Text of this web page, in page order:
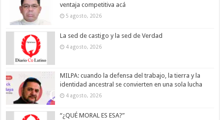
ventaja competitiva acá
5 agosto, 2026
La sed de castigo y la sed de Verdad
4 agosto, 2026
MILPA: cuando la defensa del trabajo, la tierra y la
identidad ancestral se convierten en una sola lucha
4 agosto, 2026
“¿QUÉ MORAL ES ESA?”